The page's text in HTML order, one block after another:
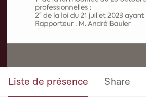
Liste de présence Share